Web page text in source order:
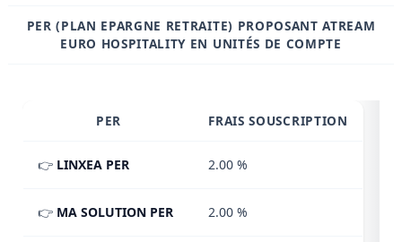
PER (PLAN EPARGNE RETRAITE) PROPOSANT ATREAM
EURO HOSPITALITY EN UNITÉS DE COMPTE
PER FRAIS SOUSCRIPTION
👉 LINXEA PER 2.00 %
👉 MA SOLUTION PER 2.00 %